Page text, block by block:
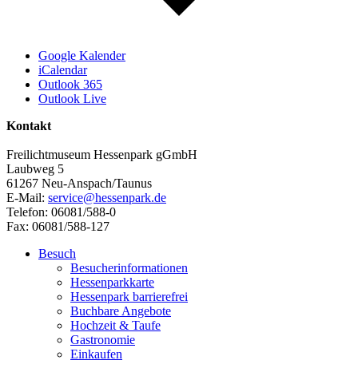
Google Kalender
iCalendar
Outlook 365
Outlook Live
Kontakt
Freilichtmuseum Hessenpark gGmbH
Laubweg 5
61267 Neu-Anspach/Taunus
E-Mail: service@hessenpark.de
Telefon: 06081/588-0
Fax: 06081/588-127
Besuch
Besucherinformationen
Hessenparkkarte
Hessenpark barrierefrei
Buchbare Angebote
Hochzeit & Taufe
Gastronomie
Einkaufen